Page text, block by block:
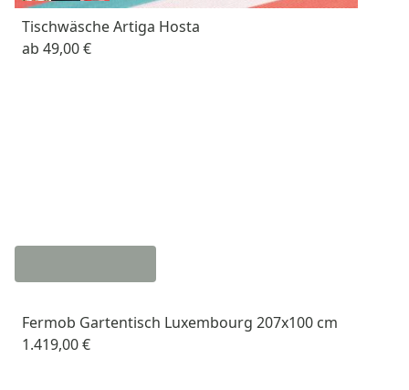
Tischwäsche Artiga Hosta
ab 49,00 €
Fermob Gartentisch Luxembourg 207x100 cm
1.419,00 €